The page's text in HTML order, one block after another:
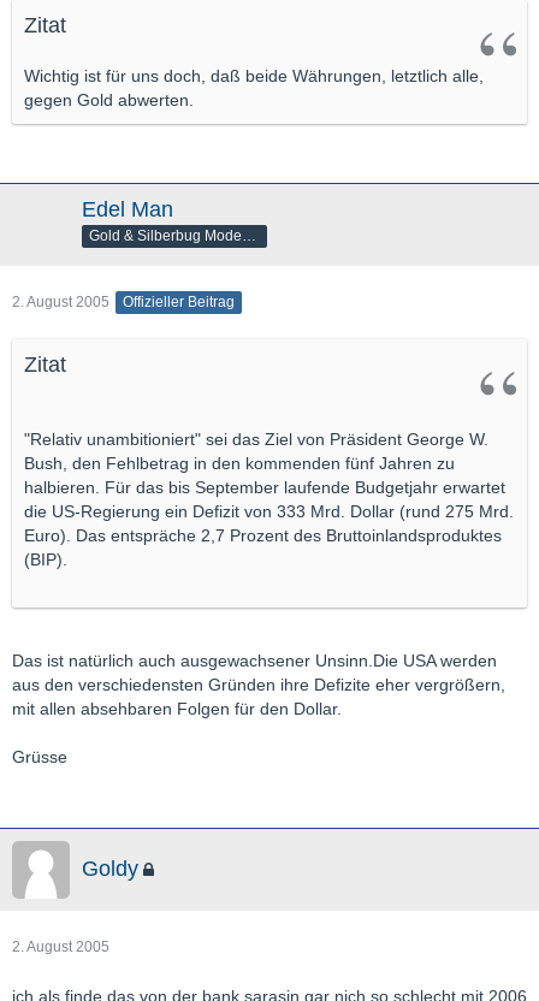
Zitat
Wichtig ist für uns doch, daß beide Währungen, letztlich alle,
gegen Gold abwerten.
Edel Man
Gold & Silberbug Moderator
2. August 2005 Offizieller Beitrag
Zitat
"Relativ unambitioniert" sei das Ziel von Präsident George W.
Bush, den Fehlbetrag in den kommenden fünf Jahren zu
halbieren. Für das bis September laufende Budgetjahr erwartet
die US-Regierung ein Defizit von 333 Mrd. Dollar (rund 275 Mrd.
Euro). Das entspräche 2,7 Prozent des Bruttoinlandsproduktes
(BIP).
Das ist natürlich auch ausgewachsener Unsinn.Die USA werden
aus den verschiedensten Gründen ihre Defizite eher vergrößern,
mit allen absehbaren Folgen für den Dollar.
Grüsse
Goldy
2. August 2005
ich als finde das von der bank sarasin gar nich so schlecht mit 2006